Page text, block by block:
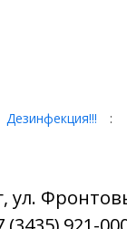
Дезинфекция!!!
ул.
(3435) 921-